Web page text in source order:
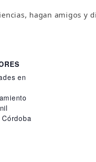
hagan amigos y
en